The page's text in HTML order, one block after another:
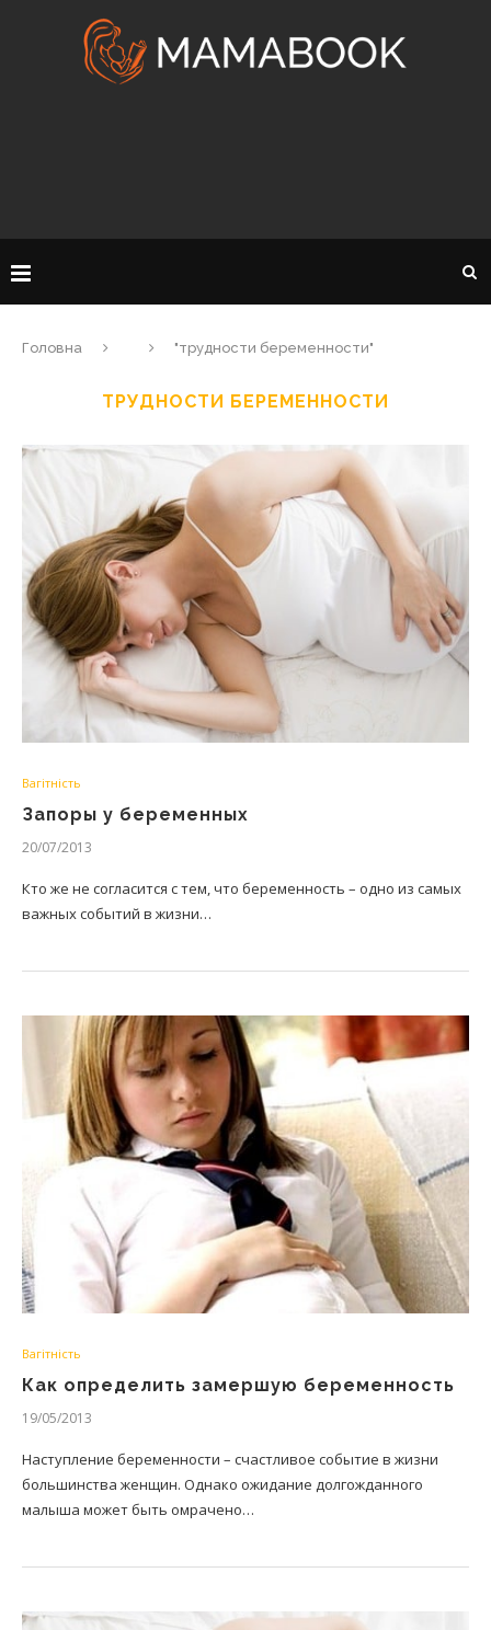
Головна "трудности беременности"
ТРУДНОСТИ БЕРЕМЕННОСТИ
Вагітність
Запоры у беременных
20/07/2013
Кто же не согласится с тем, что беременность – одно из самых
важных событий в жизни…
Вагітність
Как определить замершую беременность
19/05/2013
Наступление беременности – счастливое событие в жизни
большинства женщин. Однако ожидание долгожданного
малыша может быть омрачено…